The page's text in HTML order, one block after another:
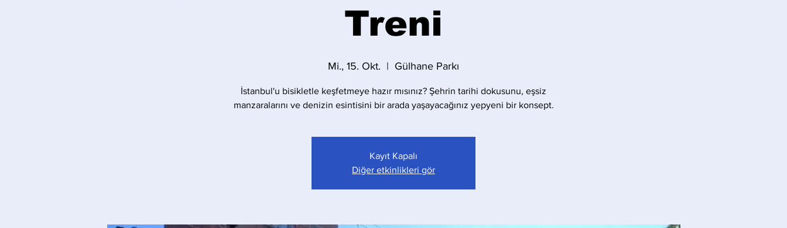
Treni
Mi., 15. Okt.
  |
Gülhane Parkı
İstanbul'u bisikletle keşfetmeye hazır mısınız? Şehrin tarihi dokusunu, eşsiz
manzaralarını ve denizin esintisini bir arada yaşayacağınız yepyeni bir konsept.
Kayıt Kapalı
Diğer etkinlikleri gör